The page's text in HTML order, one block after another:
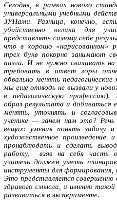
Сегодня, в рамках нового
универсальными учебными
ЗУНами. Разница, конечно,
убийственно велика для
представлять самому себе
что в хорошо «нарисованном»
трех букв покорно занимают
пазла. И не нужно сваливать
требовать в ответ горы
обвально менять
мы еще отнюдь не вызвали у
в педагогическую
образ результата и добиваться
менять, уточнять и
ученике — зачем нам это? Речь
вещах: умения понять задачу
художественное произведение
пронаблюдать и сделать
работу, взяв на себя часть
учитель должен уметь
инструменты для формирования,
Это представляется совершенно
здравого смысла, и именно
развиваться в эксперименте.